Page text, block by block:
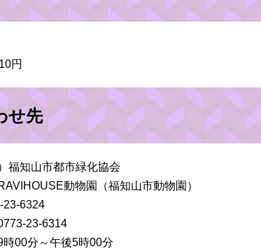
円
せ先
福知山市都市緑化協会
動物園（福知山市動物園）
23-6324
23-6314
時00分～午後5時00分